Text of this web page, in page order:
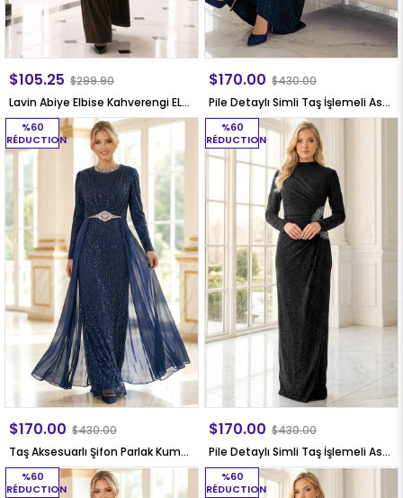
Lavin Abiye Elbise Kahverengi ELB62
$105.25 $299.90
Pile Detaylı Simli Taş İşlemeli Astarlı Büyük Beden Tesettür Abiye Lacivert MDA2649
$170.00 $430.00
Taş Aksesuarlı Şifon Parlak Kumaş Büyük Beden Tesettür Abiye Lacivert MDA2650
$170.00 $430.00
%60
RÉDUCTION
Pile Detaylı Simli Taş İşlemeli Astarlı Büyük Beden Tesettür Abiye Siyah MDA2649
$170.00 $430.00
%60
RÉDUCTION
%60
RÉDUCTION
%60
RÉDUCTION